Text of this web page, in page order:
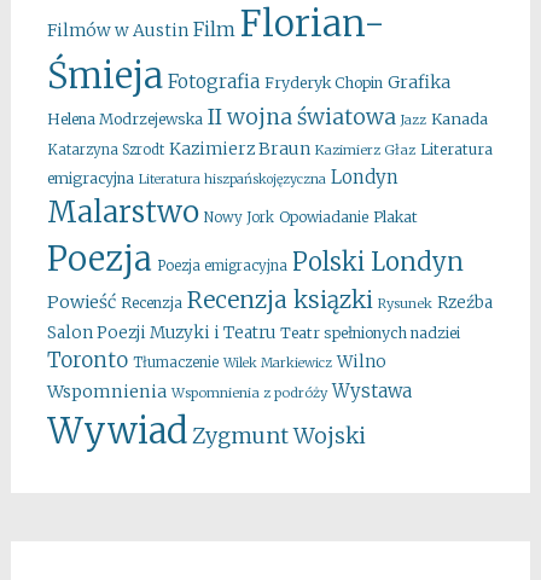
Filmów w Austin Film Florian-
Śmieja Fotografia Fryderyk Chopin Grafika
Helena Modrzejewska II wojna światowa Jazz Kanada
Katarzyna Szrodt Kazimierz Braun Kazimierz Głaz Literatura
emigracyjna Literatura hiszpańskojęzyczna Londyn
Malarstwo Nowy Jork Opowiadanie Plakat
Poezja Poezja emigracyjna Polski Londyn
Powieść Recenzja Recenzja ksiązki Rysunek Rzeźba
Salon Poezji Muzyki i Teatru Teatr spełnionych nadziei
Toronto Tłumaczenie Wilek Markiewicz Wilno
Wspomnienia Wspomnienia z podróży Wystawa
WywiadZygmunt Wojski